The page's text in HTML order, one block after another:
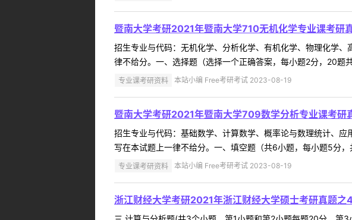
暨南大学考研2021年暨南大学710无机化学专业课考研
招生专业与代码：无机化学、分析化学、有机化学、物理化学
律不给分。一、选择题（选择一个正确答案，每小题2分，20
专业课考研资料 本站小编 Free考研考试 2023-08-19
暨南大学考研2021年暨南大学709数学分析专业课考研
招生专业与代码：基础数学、计算数学、概率论与数理统计、
写在本试题上一律不给分。一、填空题（共6小题，每小题5分
专业课考研资料 本站小编 Free考研考试 2023-08-19
浙江财经大学考研2021年浙江财经大学硕士考研真题之